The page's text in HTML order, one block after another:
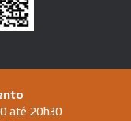
até 20h30